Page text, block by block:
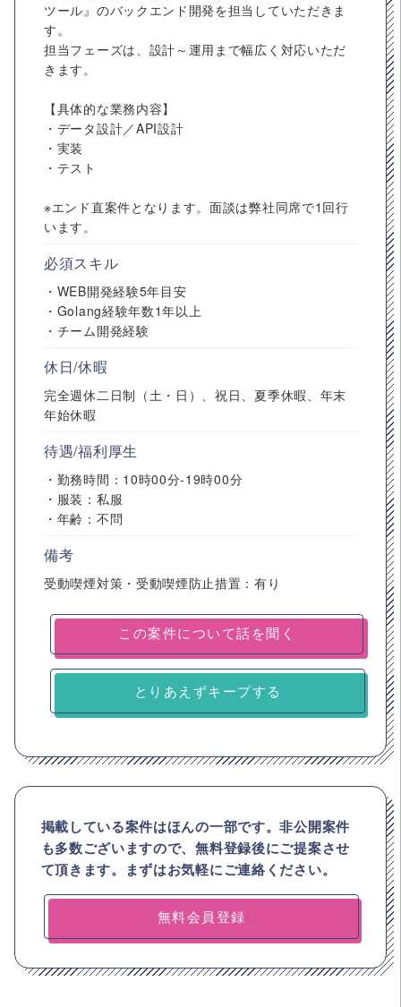
ツール』のバックエンド開発を担当していただきま
す。
担当フェーズは、設計～運用まで幅広く対応いただ
きます。
【具体的な業務内容】
・データ設計／API設計
・実装
・テスト
※エンド直案件となります。面談は弊社同席で1回行
います。
必須スキル
・WEB開発経験5年目安
・Golang経験年数1年以上
・チーム開発経験
休日/休暇
完全週休二日制（土・日）、祝日、夏季休暇、年末
年始休暇
待遇/福利厚生
・勤務時間：10時00分-19時00分
・服装：私服
・年齢：不問
備考
受動喫煙対策・受動喫煙防止措置：有り
とりあえずキープする
掲載している案件はほんの一部です。非公開案件
も多数ございますので、無料登録後にご提案させ
て頂きます。まずはお気軽にご連絡ください。
無料会員登録